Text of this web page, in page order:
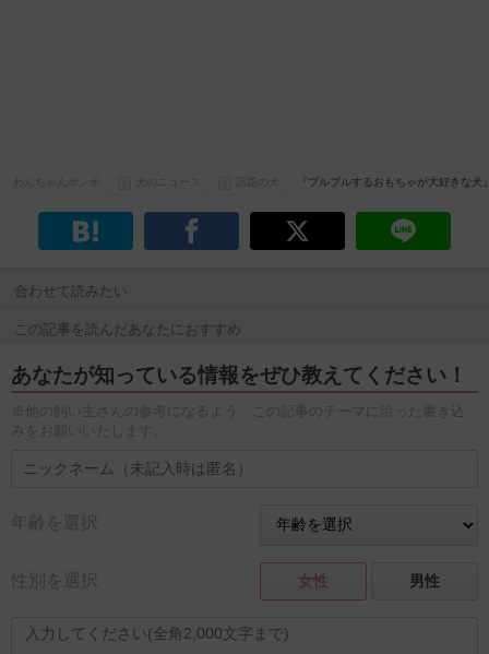
『ブルブルするおもちゃが大好きな
合わせて読みたい
この記事を読んだあなたにおすすめ
あなたが知っている情報をぜひ教えてください！
※他の飼い主さんの参考になるよう、この記事のテーマに沿った書き込
みをお願いいたします。
年齢を選択
性別を選択 女性 男性